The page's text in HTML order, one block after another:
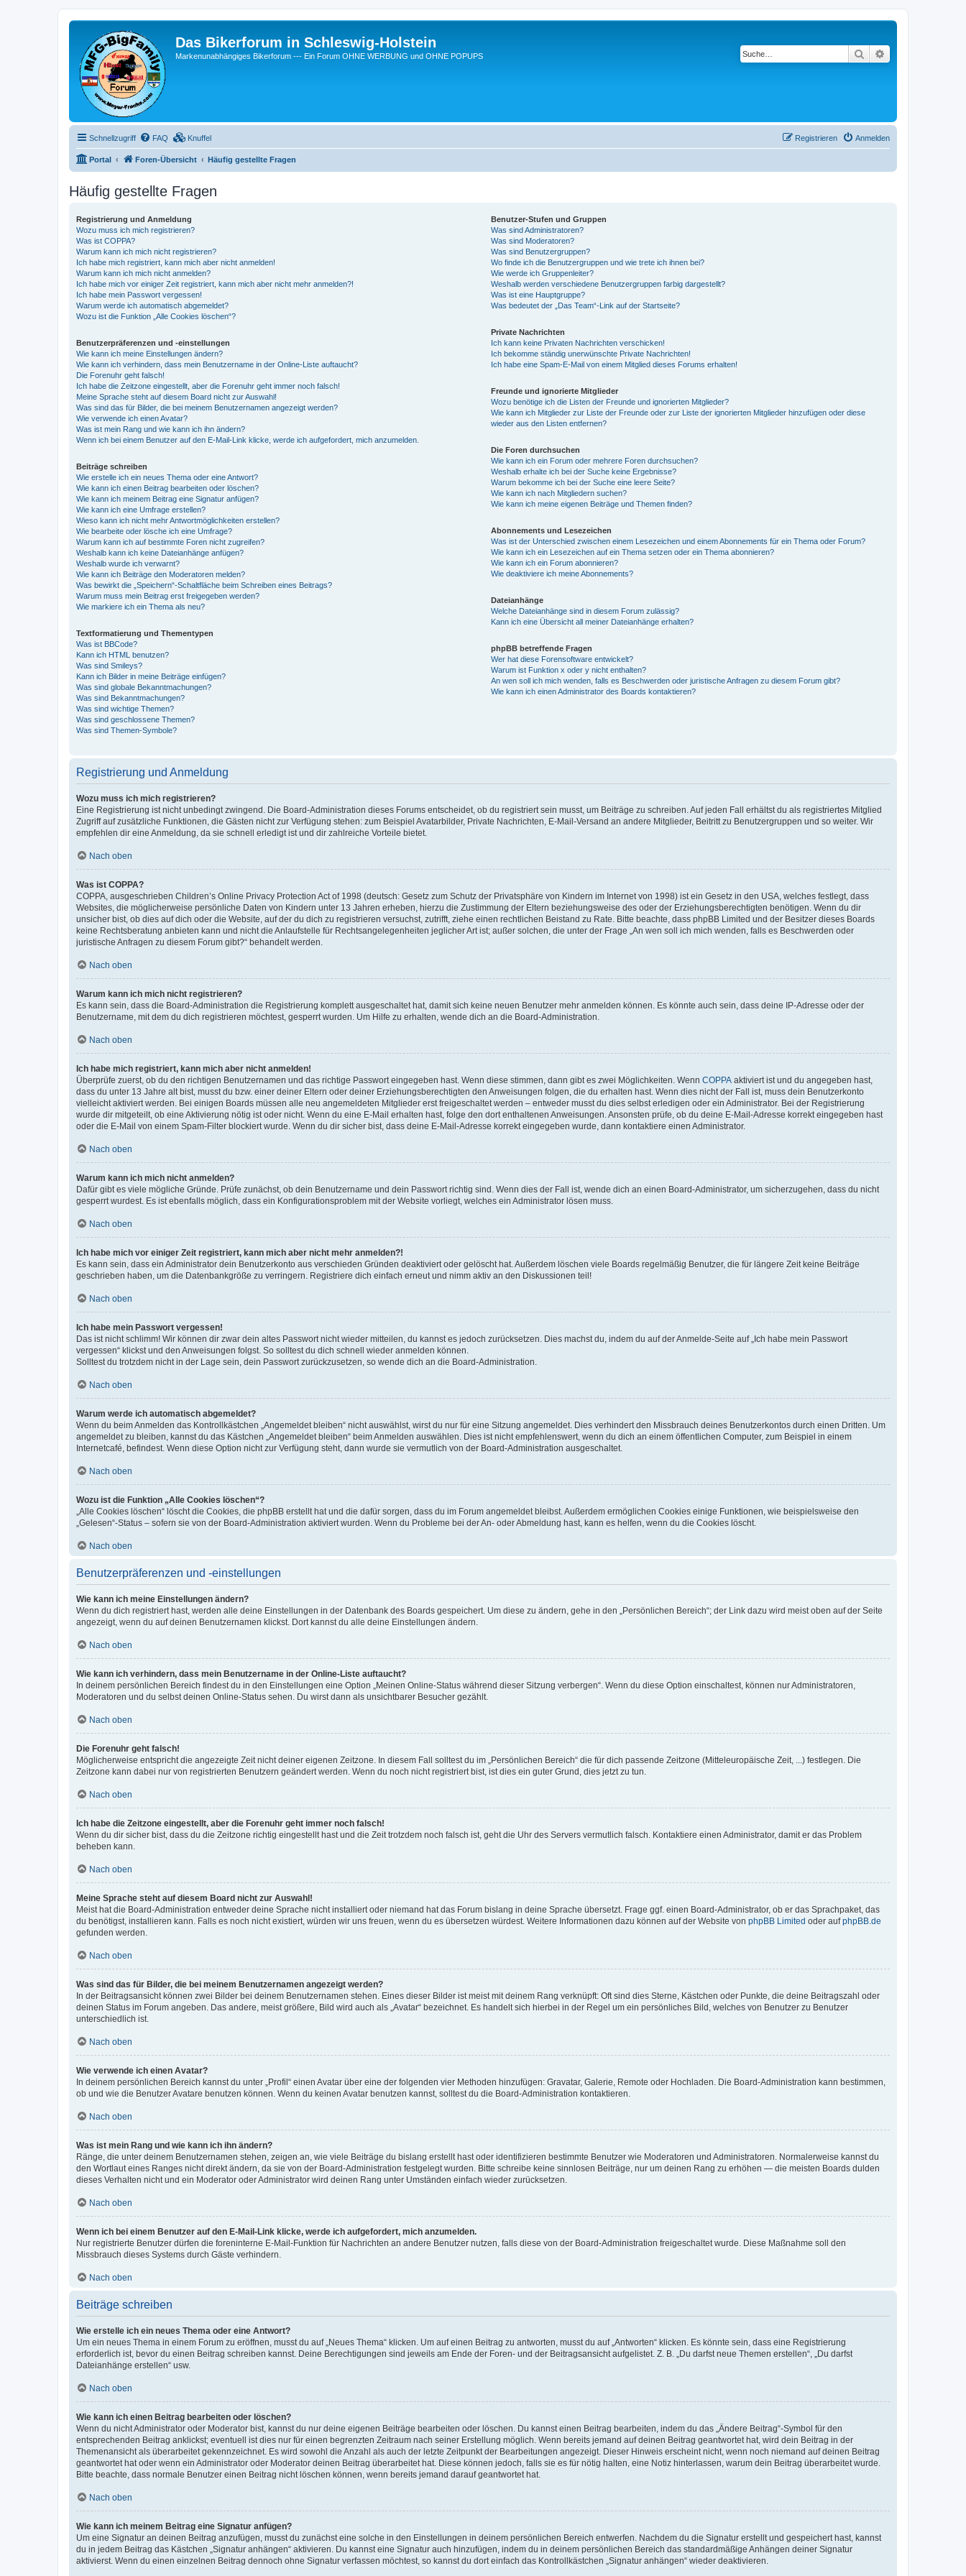
Das Bikerforum in Schleswig-Holstein
Markenunabhängiges Bikerforum --- Ein Forum OHNE WERBUNG und OHNE POPUPS Suche
Schnellzugriff FAQ Knuffel Anmelden
Registrieren
Portal Foren-Übersicht Häufig gestellte Fragen
Häufig gestellte Fragen
Registrierung und Anmeldung
Wozu muss ich mich registrieren?
Was ist COPPA?
Warum kann ich mich nicht registrieren?
Ich habe mich registriert, kann mich aber nicht anmelden!
Warum kann ich mich nicht anmelden?
Ich habe mich vor einiger Zeit registriert, kann mich aber nicht mehr anmelden?!
Ich habe mein Passwort vergessen!
Warum werde ich automatisch abgemeldet?
Wozu ist die Funktion „Alle Cookies löschen“?
Benutzerpräferenzen und -einstellungen
Wie kann ich meine Einstellungen ändern?
Wie kann ich verhindern, dass mein Benutzername in der Online-Liste auftaucht?
Die Forenuhr geht falsch!
Ich habe die Zeitzone eingestellt, aber die Forenuhr geht immer noch falsch!
Meine Sprache steht auf diesem Board nicht zur Auswahl!
Was sind das für Bilder, die bei meinem Benutzernamen angezeigt werden?
Wie verwende ich einen Avatar?
Was ist mein Rang und wie kann ich ihn ändern?
Wenn ich bei einem Benutzer auf den E-Mail-Link klicke, werde ich aufgefordert, mich anzumelden.
Beiträge schreiben
Wie erstelle ich ein neues Thema oder eine Antwort?
Wie kann ich einen Beitrag bearbeiten oder löschen?
Wie kann ich meinem Beitrag eine Signatur anfügen?
Wie kann ich eine Umfrage erstellen?
Wieso kann ich nicht mehr Antwortmöglichkeiten erstellen?
Wie bearbeite oder lösche ich eine Umfrage?
Warum kann ich auf bestimmte Foren nicht zugreifen?
Weshalb kann ich keine Dateianhänge anfügen?
Weshalb wurde ich verwarnt?
Wie kann ich Beiträge den Moderatoren melden?
Was bewirkt die „Speichern“-Schaltfläche beim Schreiben eines Beitrags?
Warum muss mein Beitrag erst freigegeben werden?
Wie markiere ich ein Thema als neu?
Textformatierung und Thementypen
Was ist BBCode?
Kann ich HTML benutzen?
Was sind Smileys?
Kann ich Bilder in meine Beiträge einfügen?
Was sind globale Bekanntmachungen?
Was sind Bekanntmachungen?
Was sind wichtige Themen?
Was sind geschlossene Themen?
Was sind Themen-Symbole?
Benutzer-Stufen und Gruppen
Was sind Administratoren?
Was sind Moderatoren?
Was sind Benutzergruppen?
Wo finde ich die Benutzergruppen und wie trete ich ihnen bei?
Wie werde ich Gruppenleiter?
Weshalb werden verschiedene Benutzergruppen farbig dargestellt?
Was ist eine Hauptgruppe?
Was bedeutet der „Das Team“-Link auf der Startseite?
Private Nachrichten
Ich kann keine Privaten Nachrichten verschicken!
Ich bekomme ständig unerwünschte Private Nachrichten!
Ich habe eine Spam-E-Mail von einem Mitglied dieses Forums erhalten!
Freunde und ignorierte Mitglieder
Wozu benötige ich die Listen der Freunde und ignorierten Mitglieder?
Wie kann ich Mitglieder zur Liste der Freunde oder zur Liste der ignorierten Mitglieder hinzufügen oder diese
wieder aus den Listen entfernen?
Die Foren durchsuchen
Wie kann ich ein Forum oder mehrere Foren durchsuchen?
Weshalb erhalte ich bei der Suche keine Ergebnisse?
Warum bekomme ich bei der Suche eine leere Seite?
Wie kann ich nach Mitgliedern suchen?
Wie kann ich meine eigenen Beiträge und Themen finden?
Abonnements und Lesezeichen
Was ist der Unterschied zwischen einem Lesezeichen und einem Abonnements für ein Thema oder Forum?
Wie kann ich ein Lesezeichen auf ein Thema setzen oder ein Thema abonnieren?
Wie kann ich ein Forum abonnieren?
Wie deaktiviere ich meine Abonnements?
Dateianhänge
Welche Dateianhänge sind in diesem Forum zulässig?
Kann ich eine Übersicht all meiner Dateianhänge erhalten?
phpBB betreffende Fragen
Wer hat diese Forensoftware entwickelt?
Warum ist Funktion x oder y nicht enthalten?
An wen soll ich mich wenden, falls es Beschwerden oder juristische Anfragen zu diesem Forum gibt?
Wie kann ich einen Administrator des Boards kontaktieren?
Registrierung und Anmeldung
Wozu muss ich mich registrieren?
Eine Registrierung ist nicht unbedingt zwingend. Die Board-Administration dieses Forums entscheidet, ob du registriert sein musst, um Beiträge zu schreiben. Auf jeden Fall erhältst du als registriertes Mitglied
Zugriff auf zusätzliche Funktionen, die Gästen nicht zur Verfügung stehen: zum Beispiel Avatarbilder, Private Nachrichten, E-Mail-Versand an andere Mitglieder, Beitritt zu Benutzergruppen und so weiter. Wir
empfehlen dir eine Anmeldung, da sie schnell erledigt ist und dir zahlreiche Vorteile bietet.
Nach oben
Was ist COPPA?
COPPA, ausgeschrieben Children’s Online Privacy Protection Act of 1998 (deutsch: Gesetz zum Schutz der Privatsphäre von Kindern im Internet von 1998) ist ein Gesetz in den USA, welches festlegt, dass
Websites, die möglicherweise persönliche Daten von Kindern unter 13 Jahren erheben, hierzu die Zustimmung der Eltern beziehungsweise des oder der Erziehungsberechtigten benötigen. Wenn du dir
unsicher bist, ob dies auf dich oder die Website, auf der du dich zu registrieren versuchst, zutrifft, ziehe einen rechtlichen Beistand zu Rate. Bitte beachte, dass phpBB Limited und der Besitzer dieses Boards
keine Rechtsberatung anbieten kann und nicht die Anlaufstelle für Rechtsangelegenheiten jeglicher Art ist; außer solchen, die unter der Frage „An wen soll ich mich wenden, falls es Beschwerden oder
juristische Anfragen zu diesem Forum gibt?“ behandelt werden.
Nach oben
Warum kann ich mich nicht registrieren?
Es kann sein, dass die Board-Administration die Registrierung komplett ausgeschaltet hat, damit sich keine neuen Benutzer mehr anmelden können. Es könnte auch sein, dass deine IP-Adresse oder der
Benutzername, mit dem du dich registrieren möchtest, gesperrt wurden. Um Hilfe zu erhalten, wende dich an die Board-Administration.
Nach oben
Ich habe mich registriert, kann mich aber nicht anmelden!
Überprüfe zuerst, ob du den richtigen Benutzernamen und das richtige Passwort eingegeben hast. Wenn diese stimmen, dann gibt es zwei Möglichkeiten. Wenn COPPA aktiviert ist und du angegeben hast,
dass du unter 13 Jahre alt bist, musst du bzw. einer deiner Eltern oder deiner Erziehungsberechtigten den Anweisungen folgen, die du erhalten hast. Wenn dies nicht der Fall ist, muss dein Benutzerkonto
vielleicht aktiviert werden. Bei einigen Boards müssen alle neu angemeldeten Mitglieder erst freigeschaltet werden – entweder musst du dies selbst erledigen oder ein Administrator. Bei der Registrierung
wurde dir mitgeteilt, ob eine Aktivierung nötig ist oder nicht. Wenn du eine E-Mail erhalten hast, folge den dort enthaltenen Anweisungen. Ansonsten prüfe, ob du deine E-Mail-Adresse korrekt eingegeben hast
oder die E-Mail von einem Spam-Filter blockiert wurde. Wenn du dir sicher bist, dass deine E-Mail-Adresse korrekt eingegeben wurde, dann kontaktiere einen Administrator.
Nach oben
Warum kann ich mich nicht anmelden?
Dafür gibt es viele mögliche Gründe. Prüfe zunächst, ob dein Benutzername und dein Passwort richtig sind. Wenn dies der Fall ist, wende dich an einen Board-Administrator, um sicherzugehen, dass du nicht
gesperrt wurdest. Es ist ebenfalls möglich, dass ein Konfigurationsproblem mit der Website vorliegt, welches ein Administrator lösen muss.
Nach oben
Ich habe mich vor einiger Zeit registriert, kann mich aber nicht mehr anmelden?!
Es kann sein, dass ein Administrator dein Benutzerkonto aus verschieden Gründen deaktiviert oder gelöscht hat. Außerdem löschen viele Boards regelmäßig Benutzer, die für längere Zeit keine Beiträge
geschrieben haben, um die Datenbankgröße zu verringern. Registriere dich einfach erneut und nimm aktiv an den Diskussionen teil!
Nach oben
Ich habe mein Passwort vergessen!
Das ist nicht schlimm! Wir können dir zwar dein altes Passwort nicht wieder mitteilen, du kannst es jedoch zurücksetzen. Dies machst du, indem du auf der Anmelde-Seite auf „Ich habe mein Passwort
vergessen“ klickst und den Anweisungen folgst. So solltest du dich schnell wieder anmelden können.
Solltest du trotzdem nicht in der Lage sein, dein Passwort zurückzusetzen, so wende dich an die Board-Administration.
Nach oben
Warum werde ich automatisch abgemeldet?
Wenn du beim Anmelden das Kontrollkästchen „Angemeldet bleiben“ nicht auswählst, wirst du nur für eine Sitzung angemeldet. Dies verhindert den Missbrauch deines Benutzerkontos durch einen Dritten. Um
angemeldet zu bleiben, kannst du das Kästchen „Angemeldet bleiben“ beim Anmelden auswählen. Dies ist nicht empfehlenswert, wenn du dich an einem öffentlichen Computer, zum Beispiel in einem
Internetcafé, befindest. Wenn diese Option nicht zur Verfügung steht, dann wurde sie vermutlich von der Board-Administration ausgeschaltet.
Nach oben
Wozu ist die Funktion „Alle Cookies löschen“?
„Alle Cookies löschen“ löscht die Cookies, die phpBB erstellt hat und die dafür sorgen, dass du im Forum angemeldet bleibst. Außerdem ermöglichen Cookies einige Funktionen, wie beispielsweise den
„Gelesen“-Status – sofern sie von der Board-Administration aktiviert wurden. Wenn du Probleme bei der An- oder Abmeldung hast, kann es helfen, wenn du die Cookies löscht.
Nach oben
Benutzerpräferenzen und -einstellungen
Wie kann ich meine Einstellungen ändern?
Wenn du dich registriert hast, werden alle deine Einstellungen in der Datenbank des Boards gespeichert. Um diese zu ändern, gehe in den „Persönlichen Bereich“; der Link dazu wird meist oben auf der Seite
angezeigt, wenn du auf deinen Benutzernamen klickst. Dort kannst du alle deine Einstellungen ändern.
Nach oben
Wie kann ich verhindern, dass mein Benutzername in der Online-Liste auftaucht?
In deinem persönlichen Bereich findest du in den Einstellungen eine Option „Meinen Online-Status während dieser Sitzung verbergen“. Wenn du diese Option einschaltest, können nur Administratoren,
Moderatoren und du selbst deinen Online-Status sehen. Du wirst dann als unsichtbarer Besucher gezählt.
Nach oben
Die Forenuhr geht falsch!
Möglicherweise entspricht die angezeigte Zeit nicht deiner eigenen Zeitzone. In diesem Fall solltest du im „Persönlichen Bereich“ die für dich passende Zeitzone (Mitteleuropäische Zeit, ...) festlegen. Die
Zeitzone kann dabei nur von registrierten Benutzern geändert werden. Wenn du noch nicht registriert bist, ist dies ein guter Grund, dies jetzt zu tun.
Nach oben
Ich habe die Zeitzone eingestellt, aber die Forenuhr geht immer noch falsch!
Wenn du dir sicher bist, dass du die Zeitzone richtig eingestellt hast und die Zeit trotzdem noch falsch ist, geht die Uhr des Servers vermutlich falsch. Kontaktiere einen Administrator, damit er das Problem
beheben kann.
Nach oben
Meine Sprache steht auf diesem Board nicht zur Auswahl!
Meist hat die Board-Administration entweder deine Sprache nicht installiert oder niemand hat das Forum bislang in deine Sprache übersetzt. Frage ggf. einen Board-Administrator, ob er das Sprachpaket, das
du benötigst, installieren kann. Falls es noch nicht existiert, würden wir uns freuen, wenn du es übersetzen würdest. Weitere Informationen dazu können auf der Website von phpBB Limited oder aufphpBB.de
gefunden werden.
Nach oben
Was sind das für Bilder, die bei meinem Benutzernamen angezeigt werden?
In der Beitragsansicht können zwei Bilder bei deinem Benutzernamen stehen. Eines dieser Bilder ist meist mit deinem Rang verknüpft: Oft sind dies Sterne, Kästchen oder Punkte, die deine Beitragszahl oder
deinen Status im Forum angeben. Das andere, meist größere, Bild wird auch als „Avatar“ bezeichnet. Es handelt sich hierbei in der Regel um ein persönliches Bild, welches von Benutzer zu Benutzer
unterschiedlich ist.
Nach oben
Wie verwende ich einen Avatar?
In deinem persönlichen Bereich kannst du unter „Profil“ einen Avatar über eine der folgenden vier Methoden hinzufügen: Gravatar, Galerie, Remote oder Hochladen. Die Board-Administration kann bestimmen,
ob und wie die Benutzer Avatare benutzen können. Wenn du keinen Avatar benutzen kannst, solltest du die Board-Administration kontaktieren.
Nach oben
Was ist mein Rang und wie kann ich ihn ändern?
Ränge, die unter deinem Benutzernamen stehen, zeigen an, wie viele Beiträge du bislang erstellt hast oder identifizieren bestimmte Benutzer wie Moderatoren und Administratoren. Normalerweise kannst du
den Wortlaut eines Ranges nicht direkt ändern, da sie von der Board-Administration festgelegt wurden. Bitte schreibe keine sinnlosen Beiträge, nur um deinen Rang zu erhöhen — die meisten Boards dulden
dieses Verhalten nicht und ein Moderator oder Administrator wird deinen Rang unter Umständen einfach wieder zurücksetzen.
Nach oben
Wenn ich bei einem Benutzer auf den E-Mail-Link klicke, werde ich aufgefordert, mich anzumelden.
Nur registrierte Benutzer dürfen die foreninterne E-Mail-Funktion für Nachrichten an andere Benutzer nutzen, falls diese von der Board-Administration freigeschaltet wurde. Diese Maßnahme soll den
Missbrauch dieses Systems durch Gäste verhindern.
Nach oben
Beiträge schreiben
Wie erstelle ich ein neues Thema oder eine Antwort?
Um ein neues Thema in einem Forum zu eröffnen, musst du auf „Neues Thema“ klicken. Um auf einen Beitrag zu antworten, musst du auf „Antworten“ klicken. Es könnte sein, dass eine Registrierung
erforderlich ist, bevor du einen Beitrag schreiben kannst. Deine Berechtigungen sind jeweils am Ende der Foren- und der Beitragsansicht aufgelistet. Z. B. „Du darfst neue Themen erstellen“, „Du darfst
Dateianhänge erstellen“ usw.
Nach oben
Wie kann ich einen Beitrag bearbeiten oder löschen?
Wenn du nicht Administrator oder Moderator bist, kannst du nur deine eigenen Beiträge bearbeiten oder löschen. Du kannst einen Beitrag bearbeiten, indem du das „Ändere Beitrag“-Symbol für den
entsprechenden Beitrag anklickst; eventuell ist dies nur für einen begrenzten Zeitraum nach seiner Erstellung möglich. Wenn bereits jemand auf deinen Beitrag geantwortet hat, wird dein Beitrag in der
Themenansicht als überarbeitet gekennzeichnet. Es wird sowohl die Anzahl als auch der letzte Zeitpunkt der Bearbeitungen angezeigt. Dieser Hinweis erscheint nicht, wenn noch niemand auf deinen Beitrag
geantwortet hat oder wenn ein Administrator oder Moderator deinen Beitrag überarbeitet hat. Diese können jedoch, falls sie es für nötig halten, eine Notiz hinterlassen, warum dein Beitrag überarbeitet wurde.
Bitte beachte, dass normale Benutzer einen Beitrag nicht löschen können, wenn bereits jemand darauf geantwortet hat.
Nach oben
Wie kann ich meinem Beitrag eine Signatur anfügen?
Um eine Signatur an deinen Beitrag anzufügen, musst du zunächst eine solche in den Einstellungen in deinem persönlichen Bereich entwerfen. Nachdem du die Signatur erstellt und gespeichert hast, kannst
du in jedem Beitrag das Kästchen „Signatur anhängen“ aktivieren. Du kannst eine Signatur auch hinzufügen, indem du in deinem persönlichen Bereich das standardmäßige Anhängen deiner Signatur
aktivierst. Wenn du einen einzelnen Beitrag dennoch ohne Signatur verfassen möchtest, so kannst du dort einfach das Kontrollkästchen „Signatur anhängen“ wieder deaktivieren.